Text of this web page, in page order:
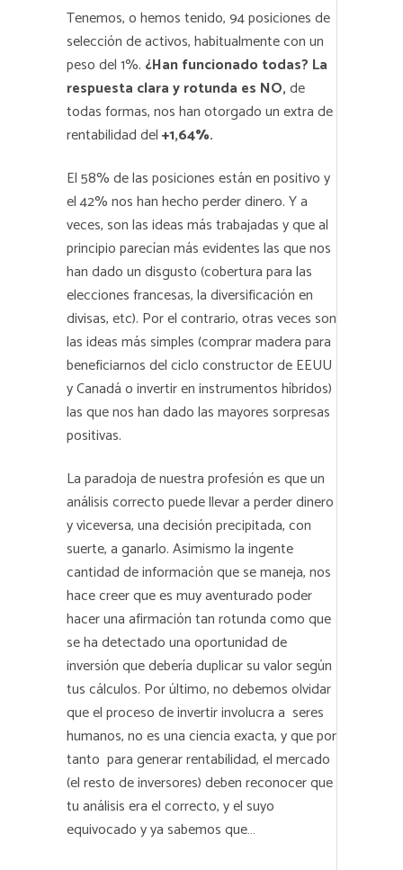
Tenemos, o hemos tenido, 94 posiciones de
selección de activos, habitualmente con un
peso del 1%. ¿Han funcionado todas? La
respuesta clara y rotunda es NO,de
todas formas, nos han otorgado un extra de
rentabilidad del+1,64%.
El 58% de las posiciones están en positivo y
el 42% nos han hecho perder dinero. Y a
veces, son las ideas más trabajadas y que al
principio parecían más evidentes las que nos
han dado un disgusto (cobertura para las
elecciones francesas, la diversificación en
divisas, etc). Por el contrario, otras veces son
las ideas más simples (comprar madera para
beneficiarnos del ciclo constructor de EEUU
y Canadá o invertir en instrumentos híbridos)
las que nos han dado las mayores sorpresas
positivas.
La paradoja de nuestra profesión es que un
análisis correcto puede llevar a perder dinero
y viceversa, una decisión precipitada, con
suerte, a ganarlo. Asimismo la ingente
cantidad de información que se maneja, nos
hace creer que es muy aventurado poder
hacer una afirmación tan rotunda como que
se ha detectado una oportunidad de
inversión que debería duplicar su valor según
tus cálculos. Por último, no debemos olvidar
que el proceso de invertir involucra a seres
humanos, no es una ciencia exacta, y que por
tanto para generar rentabilidad, el mercado
(el resto de inversores) deben reconocer que
tu análisis era el correcto, y el suyo
equivocado y ya sabemos que…